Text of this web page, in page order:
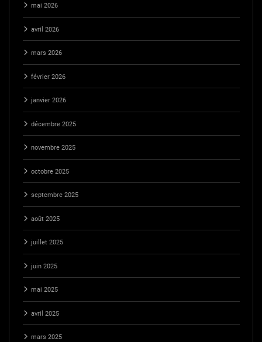
mai 2026
avril 2026
mars 2026
février 2026
janvier 2026
décembre 2025
novembre 2025
octobre 2025
septembre 2025
août 2025
juillet 2025
juin 2025
mai 2025
avril 2025
mars 2025